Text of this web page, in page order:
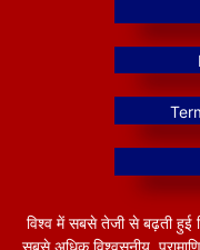
विश्व में सबसे तेजी से बढ़ती हुई
सबसे अधिक विश्वसनीय,